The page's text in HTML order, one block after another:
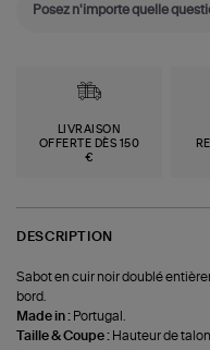
LIVRAISON
OFFERTE DÈS 150
€
DESCRIPTION
Sabot en cuir noir doublé
bord.
Made in : Portugal.
Taille & Coupe : Hauteur de talon